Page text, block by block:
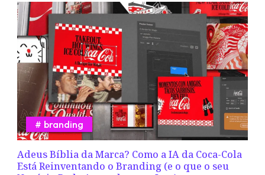
Adeus Bíblia da Marca? Como a IA da Coca-Cola
Está Reinventando o Branding (e o que o seu
branding